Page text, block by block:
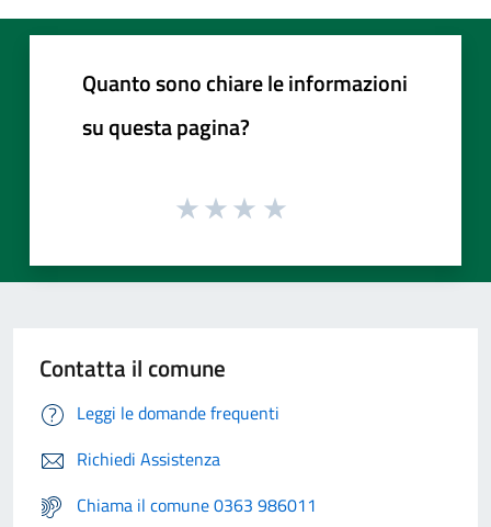
Quanto sono chiare le informazioni
su questa pagina?
Contatta il comune
Leggi le domande frequenti
Richiedi Assistenza
Chiama il comune 0363 986011